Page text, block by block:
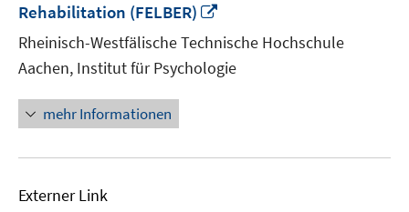
Rehabilitation (FELBER)
neuem
Fenster
öffnen
Rheinisch-Westfälische Technische Hochschule
Aachen, Institut für Psychologie
mehr Informationen
Externer Link